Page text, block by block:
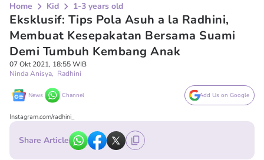
Home Kid 1-3 years old
Eksklusif: Tips Pola Asuh a la Radhini,
Membuat Kesepakatan Bersama Suami
Demi Tumbuh Kembang Anak
07 Okt 2021, 18:55 WIB
Ninda Anisya, Radhini
News Channel Add Us on Google
Instagram.com/radhini_
Share Article